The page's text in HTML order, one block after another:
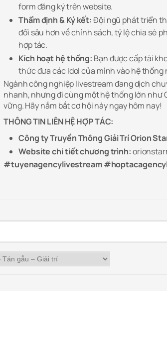
form đăng ký trên website.
Thẩm định & Ký kết:Đội ngũ phát triển
đổi sâu hơn về chính sách, tỷ lệ chia sẻ
hợp tác.
Kích hoạt hệ thống: Bạn được cấp tài
thức đưa các Idol của mình vào hệ thống
Ngành công nghiệp livestream đang dịch
nhanh, nhưng đi cùng một hệ thống lớn như
vững. Hãy nắm bắt cơ hội này ngay hôm nay!
THÔNG TIN LIÊN HỆ HỢP TÁC:
Công ty Truyền Thông Giải Trí Orion
Website chi tiết chương trình:
#tuyenagencylivestream